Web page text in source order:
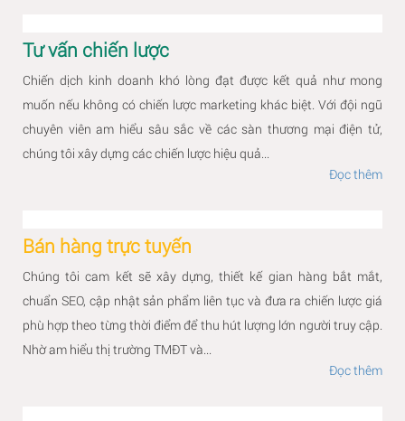
Tư vấn chiến lược
Chiến dịch kinh doanh khó lòng đạt được kết quả như mong
muốn nếu không có chiến lược marketing khác biệt. Với đội ngũ
chuyên viên am hiểu sâu sắc về các sàn thương mại điện tử,
chúng tôi xây dựng các chiến lược hiệu quả...
Đọc thêm
Bán hàng trực tuyến
Chúng tôi cam kết sẽ xây dựng, thiết kế gian hàng bắt mắt,
chuẩn SEO, cập nhật sản phẩm liên tục và đưa ra chiến lược giá
phù hợp theo từng thời điểm để thu hút lượng lớn người truy cập.
Nhờ am hiểu thị trường TMĐT và...
Đọc thêm